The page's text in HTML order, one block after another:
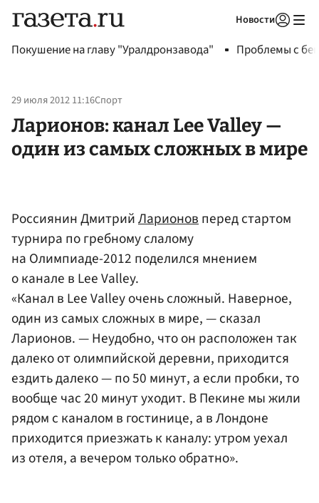
Новости
Покушение на главу "Уралдронзавода" Проблемы с
29 июля 2012 11:16Спорт
Ларионов: канал Lee Valley —
один из самых сложных в мире
Россиянин ДмитрийЛарионовперед стартом
турнира по гребному слалому
на Олимпиаде-2012 поделился мнением
о канале в Lee Valley.
«Канал в Lee Valley очень сложный. Наверное,
один из самых сложных в мире, — сказал
Ларионов. — Неудобно, что он расположен так
далеко от олимпийской деревни, приходится
ездить далеко — по 50 минут, а если пробки, то
вообще час 20 минут уходит. В Пекине мы жили
рядом с каналом в гостинице, а в Лондоне
приходится приезжать к каналу: утром уехал
из отеля, а вечером только обратно».